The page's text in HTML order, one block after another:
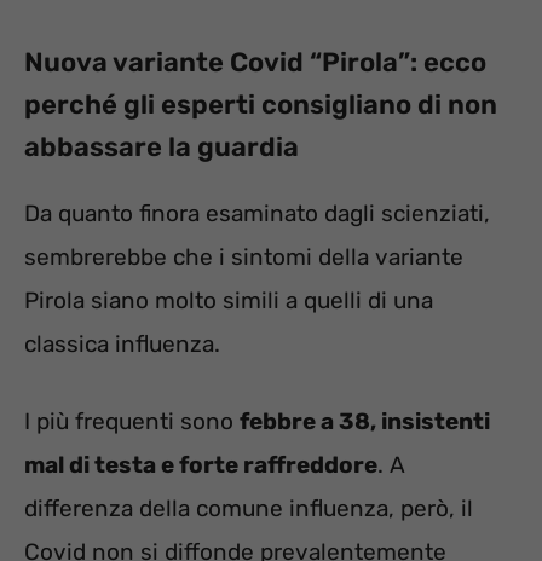
Nuova variante Covid “Pirola”: ecco
perché gli esperti consigliano di non
abbassare la guardia
Da quanto finora esaminato dagli scienziati,
sembrerebbe che i sintomi della variante
Pirola siano molto simili a quelli di una
classica influenza.
I più frequenti sono febbre a 38, insistenti
mal di testa e forte raffreddore. A
differenza della comune influenza, però, il
Covid non si diffonde prevalentemente